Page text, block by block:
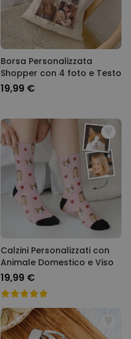
Borsa Personalizzata
Shopper con 4 foto e Testo
19,99 €
Calzini Personalizzati con
Animale Domestico e Viso
19,99 €